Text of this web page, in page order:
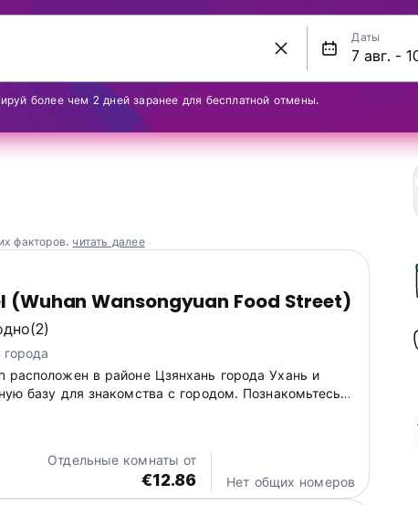
Даты
более чем 2 дней заранее для бесплатной отмены.
факторов. читать далее
(Wuhan Wansongyuan Food Street)
(2)
города
расположен в районе Цзянхань города Ухань и
базу для знакомства с городом. Познакомьтесь с
Отдельные комнаты от
€12.86 Нет общих номеров